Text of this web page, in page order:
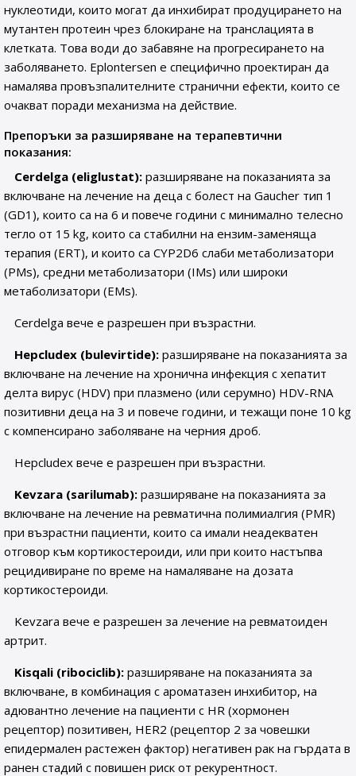
нуклеотиди, които могат да инхибират продуцирането на
мутантен протеин чрез блокиране на транслацията в
клетката. Това води до забавяне на прогресирането на
заболяването. Eplontersen е специфично проектиран да
намалява провъзпалителните странични ефекти, които се
очакват поради механизма на действие.
Препоръки за разширяване на терапевтични
показания:
Cerdelga (eliglustat): разширяване на показанията за
включване на лечение на деца с болест на Gaucher тип 1
(GD1), които са на 6 и повече години с минимално телесно
тегло от 15 kg, които са стабилни на ензим-заменяща
терапия (ERT), и които са CYP2D6 слаби метаболизатори
(PMs), средни метаболизатори (IMs) или широки
метаболизатори (EMs).
Cerdelga вече е разрешен при възрастни.
Hepcludex (bulevirtide): разширяване на показанията за
включване на лечение на хронична инфекция с хепатит
делта вирус (HDV) при плазмено (или серумно) HDV-RNA
позитивни деца на 3 и повече години, и тежащи поне 10 kg
с компенсирано заболяване на черния дроб.
Hepcludex вече е разрешен при възрастни.
Kevzara (sarilumab): разширяване на показанията за
включване на лечение на ревматична полимиалгия (PMR)
при възрастни пациенти, които са имали неадекватен
отговор към кортикостероиди, или при които настъпва
рецидивиране по време на намаляване на дозата
кортикостероиди.
Kevzara вече е разрешен за лечение на ревматоиден
артрит.
Kisqali (ribociclib): разширяване на показанията за
включване, в комбинация с ароматазен инхибитор, на
адювантно лечение на пациенти с HR (хормонен
рецептор) позитивен, HER2 (рецептор 2 за човешки
епидермален растежен фактор) негативен рак на гърдата в
ранен стадий с повишен риск от рекурентност.